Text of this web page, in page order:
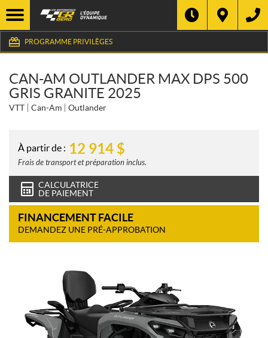
PROGRAMME PRIVILÈGES
CAN-AM OUTLANDER MAX DPS 500
GRIS GRANITE 2025
VTT Can-Am Outlander
À partir de : 12 914 $
Frais de transport et préparation inclus.
CALCULATRICE
DE PAIEMENT
FINANCEMENT FACILE
DEMANDEZ UNE PRÉ-APPROBATION